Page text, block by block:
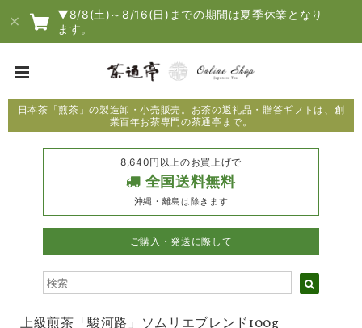
▼8/8(土)～8/16(日)までの期間は夏季休業となり
ます。
日本茶「煎茶」の製造卸・小売販売。お茶の返礼品・贈答ギフトは、創
業百年お茶専門の茶通亭まで。
8,640円以上のお買上げで
全国送料無料
沖縄・離島は除きます
ご購入・発送に際して
上級煎茶「駿河路」ソムリエブレンド100g